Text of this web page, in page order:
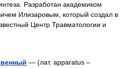
Разработан академиком
Илизаровым, который создал в
Центр Травматологии и
— (лат. apparatus –